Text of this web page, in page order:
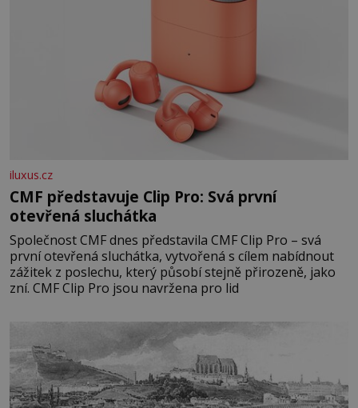
iluxus.cz
CMF představuje Clip Pro: Svá první
otevřená sluchátka
Společnost CMF dnes představila CMF Clip Pro – svá
první otevřená sluchátka, vytvořená s cílem nabídnout
zážitek z poslechu, který působí stejně přirozeně, jako
zní. CMF Clip Pro jsou navržena pro lid